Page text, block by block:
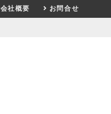
会社概要 お問合せ